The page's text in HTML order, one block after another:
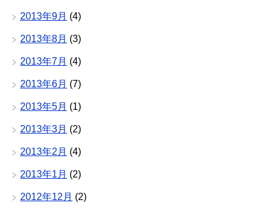
2013年9月 (4)
2013年8月 (3)
2013年7月 (4)
2013年6月 (7)
2013年5月 (1)
2013年3月 (2)
2013年2月 (4)
2013年1月 (2)
2012年12月 (2)